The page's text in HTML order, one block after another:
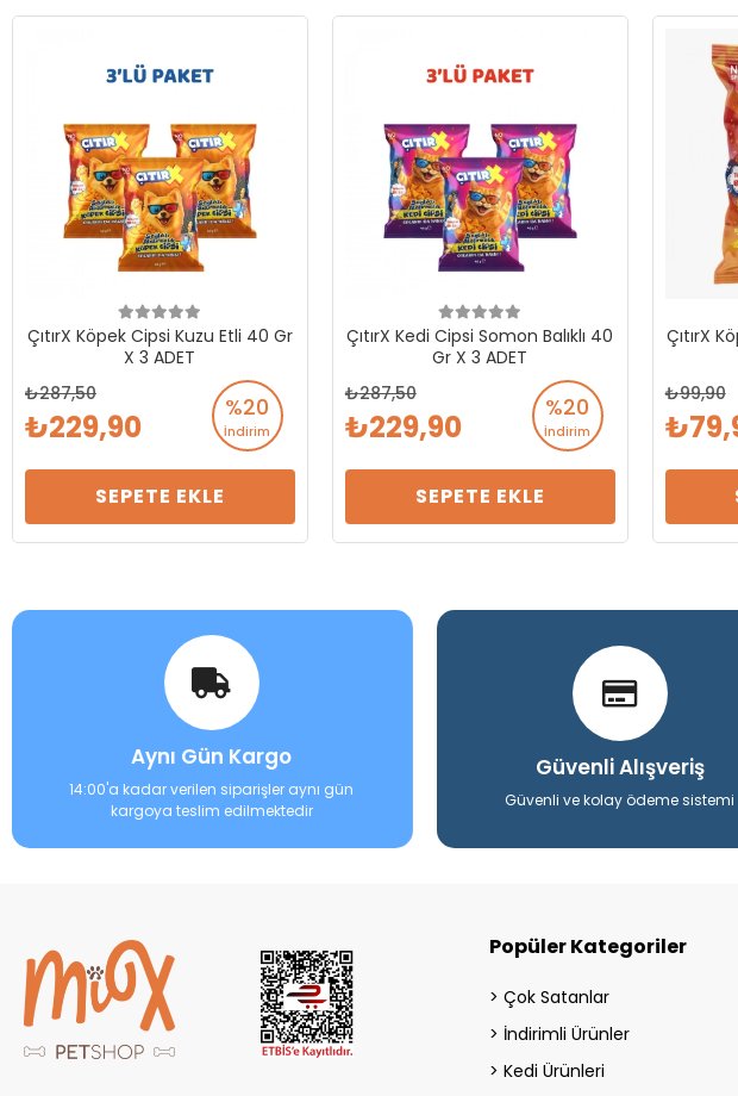
ÇıtırX Köpek Cipsi Kuzu Etli 40 Gr
X 3 ADET
%20
İndirim
287,50
229,90
SEPETE EKLE
ÇıtırX Kedi Cipsi Somon Balıklı 40
Gr X 3 ADET
%20
İndirim
287,50
229,90
SEPETE EKLE
ÇıtırX
99,90
Aynı Gün Kargo
14:00'a kadar verilen siparişler aynı gün
kargoya teslim edilmektedir
Güvenli Alışveriş
Güvenli ve kolay ödeme sistemi
Popüler Kategoriler
Çok Satanlar
İndirimli Ürünler
Kedi Ürünleri